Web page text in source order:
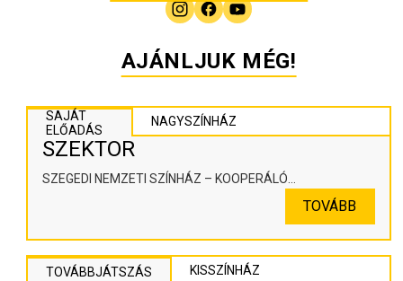
AJÁNLJUK MÉG!
SAJÁT
ELŐADÁS
NAGYSZÍNHÁZ
SZEKTOR
SZEGEDI NEMZETI SZÍNHÁZ – KOOPERÁLÓ
TOVÁBB
TOVÁBBJÁTSZÁS KISSZÍNHÁZ